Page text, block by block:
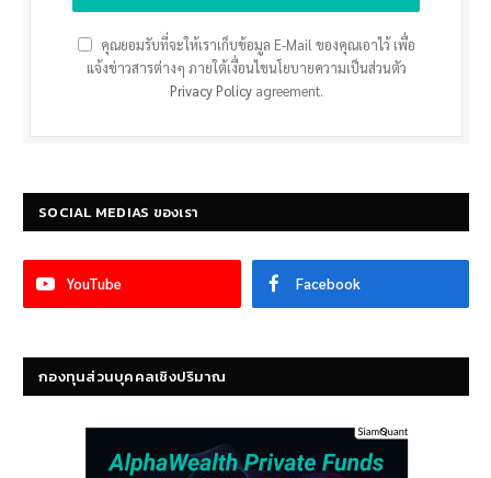
คุณยอมรับที่จะให้เราเก็บข้อมูล E-Mail ของคุณเอาไว้ เพื่อ
แจ้งข่าวสารต่างๆ ภายใต้เงื่อนไขนโยบายความเป็นส่วนตัว
Privacy Policyagreement.
SOCIAL MEDIAS ของเรา
YouTube Facebook
กองทุนส่วนบุคคลเชิงปริมาณ